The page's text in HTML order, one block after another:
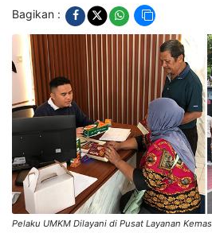
Bagikan :
Pelaku UMKM Dilayani di Pusat Layanan